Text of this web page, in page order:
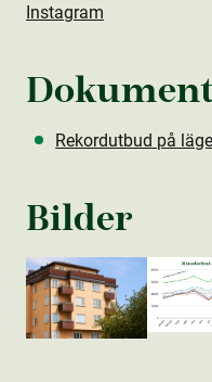
Instagram
Rekordutbud på
Bilder